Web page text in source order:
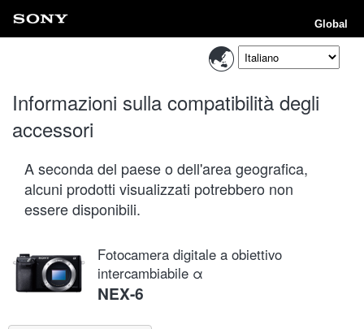
Global
Informazioni sulla compatibilità degli
accessori
A seconda del paese o dell'area geografica,
alcuni prodotti visualizzati potrebbero non
essere disponibili.
Fotocamera digitale a obiettivo
intercambiabile α
NEX-6